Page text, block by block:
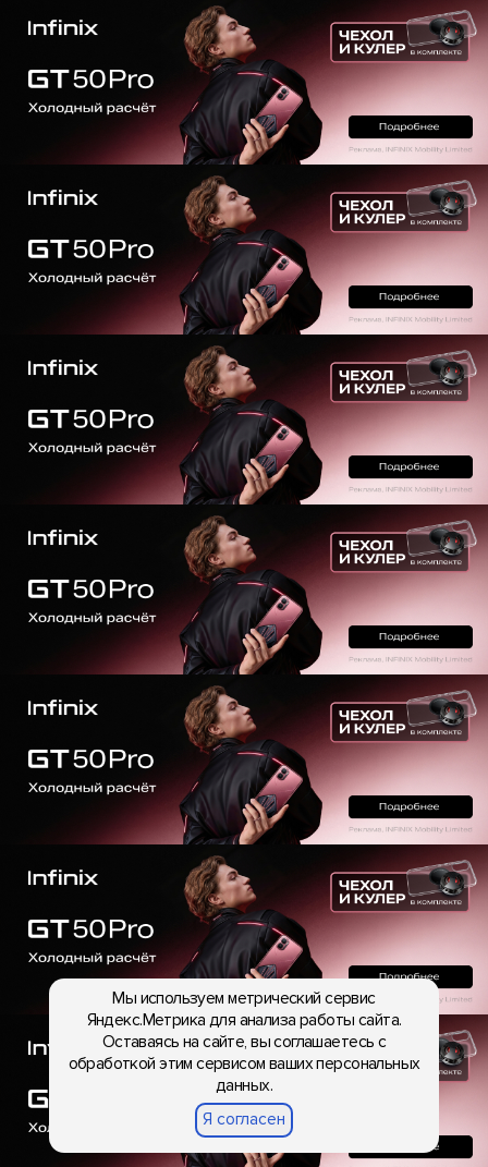
Мы используем метрический сервис
Яндекс.Метрика для анализа работы сайта.
Оставаясь на сайте, вы соглашаетесь с
обработкой этим сервисом ваших персональных
данных.
Я согласен